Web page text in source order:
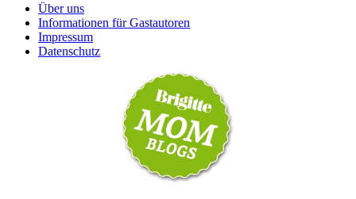
Über uns
Informationen für Gastautoren
Impressum
Datenschutz